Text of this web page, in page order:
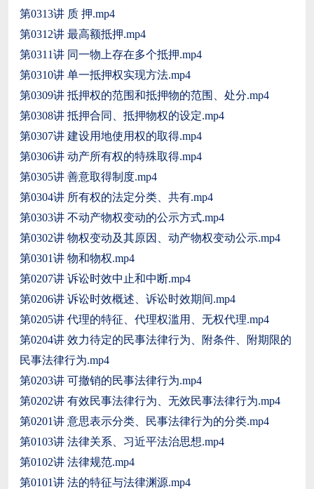
第0313讲 质 押.mp4
第0312讲 最高额抵押.mp4
第0311讲 同一物上存在多个抵押.mp4
第0310讲 单一抵押权实现方法.mp4
第0309讲 抵押权的范围和抵押物的范围、处分.mp4
第0308讲 抵押合同、抵押物权的设定.mp4
第0307讲 建设用地使用权的取得.mp4
第0306讲 动产所有权的特殊取得.mp4
第0305讲 善意取得制度.mp4
第0304讲 所有权的法定分类、共有.mp4
第0303讲 不动产物权变动的公示方式.mp4
第0302讲 物权变动及其原因、动产物权变动公示.mp4
第0301讲 物和物权.mp4
第0207讲 诉讼时效中止和中断.mp4
第0206讲 诉讼时效概述、诉讼时效期间.mp4
第0205讲 代理的特征、代理权滥用、无权代理.mp4
第0204讲 效力待定的民事法律行为、附条件、附期限的
民事法律行为.mp4
第0203讲 可撤销的民事法律行为.mp4
第0202讲 有效民事法律行为、无效民事法律行为.mp4
第0201讲 意思表示分类、民事法律行为的分类.mp4
第0103讲 法律关系、习近平法治思想.mp4
第0102讲 法律规范.mp4
第0101讲 法的特征与法律渊源.mp4